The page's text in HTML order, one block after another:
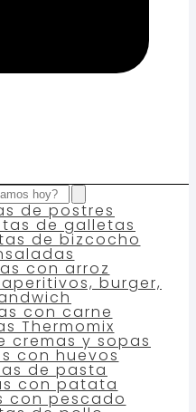
de postres
de galletas
de bizcocho
con arroz
burger,
con carne
Thermomix
cremas y sopas
con huevos
de pasta
con patata
con pescado